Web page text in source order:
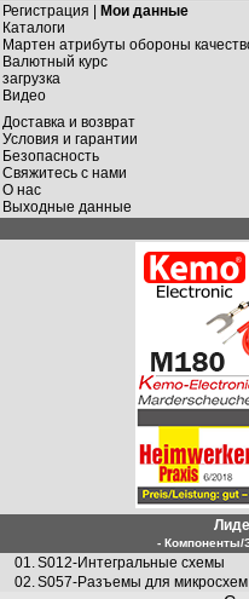
Регистрация | Мои данные
Каталоги
Мартен атрибуты обороны
Валютный курс
загрузка
Видео
Доставка и возврат
Условия и гарантии
Безопасность
Свяжитесь с нами
О нас
Выходные данные
-
01. S012-Интегральные схемы
02. S057-Разъемы для